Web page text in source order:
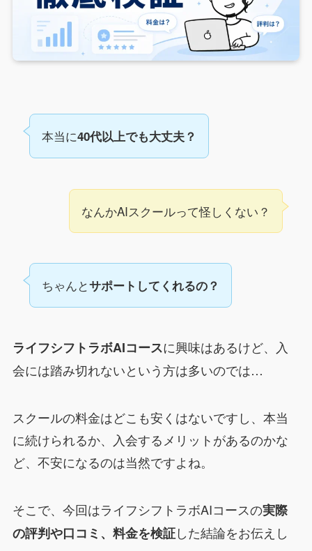
本当に40代以上でも大丈夫？
なんかAIスクールって怪しくない？
ちゃんとサポートしてくれるの？
ライフシフトラボAIコースに興味はあるけど、入
会には踏み切れないという方は多いのでは…
スクールの料金はどこも安くはないですし、本当
に続けられるか、入会するメリットがあるのかな
ど、不安になるのは当然ですよね。
そこで、今回はライフシフトラボAIコースの実際
の評判や口コミ、料金を検証した結論をお伝えし